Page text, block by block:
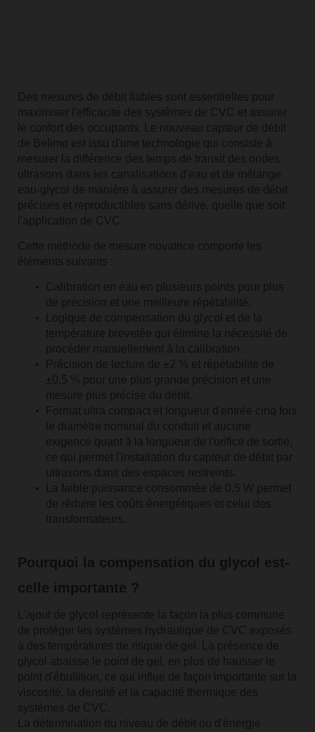
Des mesures de débit fiables sont essentielles pour
maximiser l'efficacité des systèmes de CVC et assurer
le confort des occupants. Le nouveau capteur de débit
de Belimo est issu d'une technologie qui consiste à
mesurer la différence des temps de transit des ondes
ultrasons dans les canalisations d'eau et de mélange
eau-glycol de manière à assurer des mesures de débit
précises et reproductibles sans dérive, quelle que soit
l'application de CVC.
Cette méthode de mesure novatrice comporte les
éléments suivants :
Calibration en eau en plusieurs points pour plus
de précision et une meilleure répétabilité.
Logique de compensation du glycol et de la
température brevetée qui élimine la nécessité de
procéder manuellement à la calibration.
Précision de lecture de ±2 % et répétabilité de
±0,5 % pour une plus grande précision et une
mesure plus précise du débit.
Format ultra compact et longueur d'entrée cinq fois
le diamètre nominal du conduit et aucune
exigence quant à la longueur de l'orifice de sortie,
ce qui permet l'installation du capteur de débit par
ultrasons dans des espaces restreints.
La faible puissance consommée de 0,5 W permet
de réduire les coûts énergétiques et celui des
transformateurs.
Pourquoi la compensation du glycol est-
celle importante ?
L'ajout de glycol représente la façon la plus commune
de protéger les systèmes hydraulique de CVC exposés
à des températures de risque de gel. La présence de
glycol abaisse le point de gel, en plus de hausser le
point d'ébullition, ce qui influe de façon importante sur la
viscosité, la densité et la capacité thermique des
systèmes de CVC.
La détermination du niveau de débit ou d'énergie